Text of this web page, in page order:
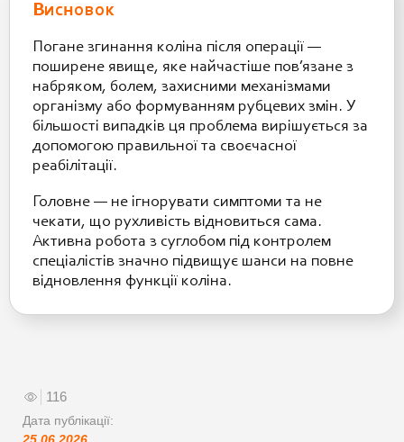
Висновок
Погане згинання коліна після операції —
поширене явище, яке найчастіше пов’язане з
набряком, болем, захисними механізмами
організму або формуванням рубцевих змін. У
більшості випадків ця проблема вирішується за
допомогою правильної та своєчасної
реабілітації.
Головне — не ігнорувати симптоми та не
чекати, що рухливість відновиться сама.
Активна робота з суглобом під контролем
спеціалістів значно підвищує шанси на повне
відновлення функції коліна.
116
Дата публікації: